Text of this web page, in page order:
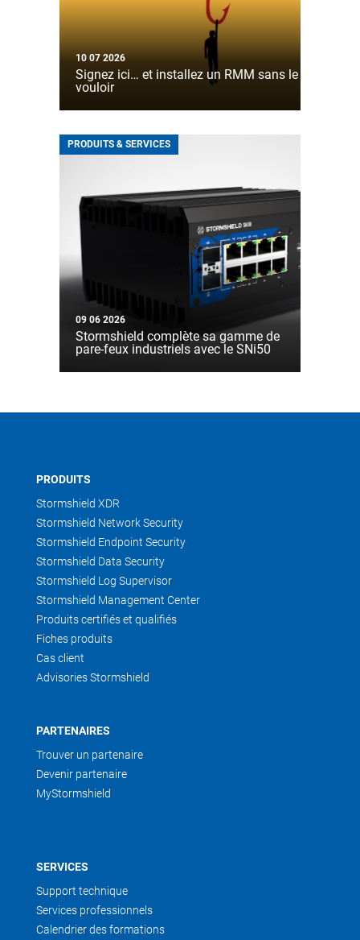
10 07 2026
Signez ici… et installez un RMM sans le
vouloir
PRODUITS & SERVICES
09 06 2026
Stormshield complète sa gamme de
pare-feux industriels avec le SNi50
PRODUITS
Stormshield XDR
Stormshield Network Security
Stormshield Endpoint Security
Stormshield Data Security
Stormshield Log Supervisor
Stormshield Management Center
Produits certifiés et qualifiés
Fiches produits
Cas client
Advisories Stormshield
PARTENAIRES
Trouver un partenaire
Devenir partenaire
MyStormshield
SERVICES
Support technique
Services professionnels
Calendrier des formations